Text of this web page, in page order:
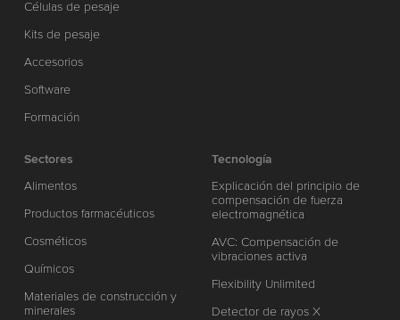
Células de pesaje
Kits de pesaje
Accesorios
Software
Formación
Sectores
Alimentos
Productos farmacéuticos
Cosméticos
Químicos
Materiales de construcción y
minerales
Tecnología
Explicación del principio de
compensación de fuerza
electromagnética
AVC: Compensación de
vibraciones activa
Flexibility Unlimited
Detector de rayos X